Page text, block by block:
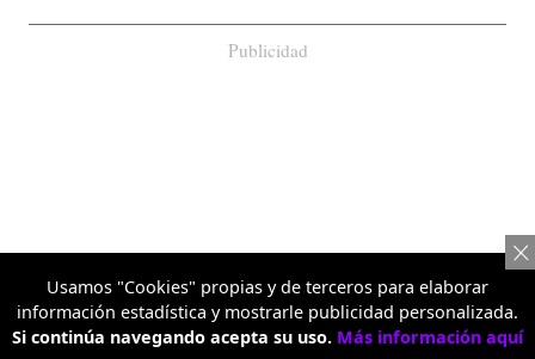
Publicidad
Usamos "Cookies" propias y de terceros para elaborar
información estadística y mostrarle publicidad personalizada.
Si continúa navegando acepta su uso. Más información aquí